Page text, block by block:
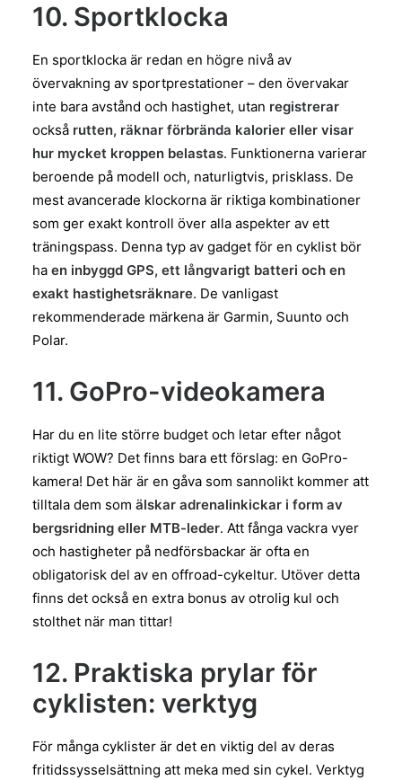
10. Sportklocka
En sportklocka är redan en högre nivå av
övervakning av sportprestationer – den övervakar
inte bara avstånd och hastighet, utan registrerar
också rutten, räknar förbrända kalorier eller visar
hur mycket kroppen belastas. Funktionerna varierar
beroende på modell och, naturligtvis, prisklass. De
mest avancerade klockorna är riktiga kombinationer
som ger exakt kontroll över alla aspekter av ett
träningspass. Denna typ av gadget för en cyklist bör
ha en inbyggd GPS, ett långvarigt batteri och en
exakt hastighetsräknare. De vanligast
rekommenderade märkena är Garmin, Suunto och
Polar.
11. GoPro-videokamera
Har du en lite större budget och letar efter något
riktigt WOW? Det finns bara ett förslag: en GoPro-
kamera! Det här är en gåva som sannolikt kommer att
tilltala dem som älskar adrenalinkickar i form av
bergsridning eller MTB-leder. Att fånga vackra vyer
och hastigheter på nedförsbackar är ofta en
obligatorisk del av en offroad-cykeltur. Utöver detta
finns det också en extra bonus av otrolig kul och
stolthet när man tittar!
12. Praktiska prylar för
cyklisten: verktyg
För många cyklister är det en viktig del av deras
fritidssysselsättning att meka med sin cykel. Verktyg